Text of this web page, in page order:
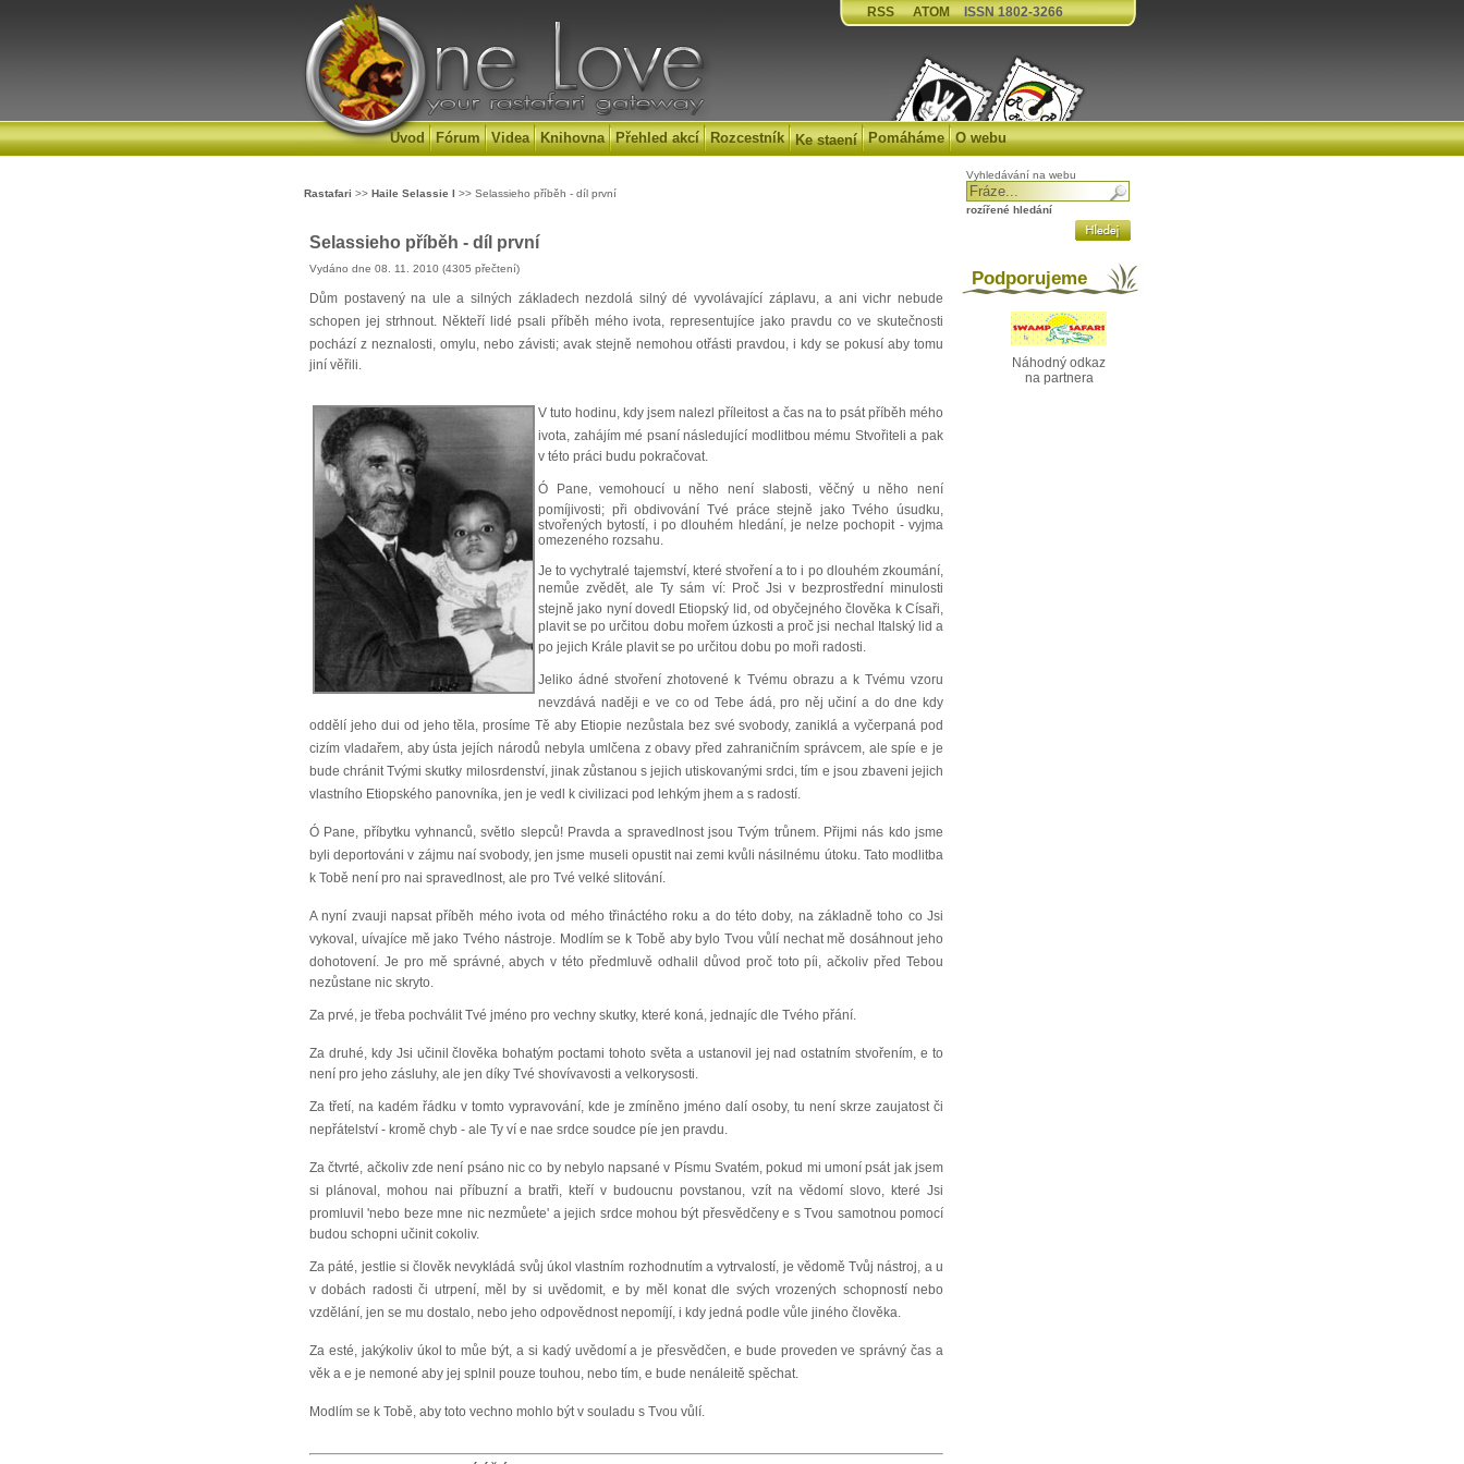
RSS ATOM ISSN 1802-3266
Úvod Fórum Videa Knihovna Přehled akcí Rozcestník Ke staení Pomáháme O webu
Rastafari >> Haile Selassie I >> Selassieho příběh - díl první
Selassieho příběh - díl první
Vydáno dne 08. 11. 2010 (4305 přečtení)
Dům postavený na ule a silných základech nezdolá silný dé vyvolávající záplavu, a ani vichr nebude
schopen jej strhnout. Někteří lidé psali příběh mého ivota, representujíce jako pravdu co ve skutečnosti
pochází z neznalosti, omylu, nebo závisti; avak stejně nemohou otřásti pravdou, i kdy se pokusí aby tomu
jiní věřili.
V tuto hodinu, kdy jsem nalezl příleitost a čas na to psát příběh mého
ivota, zahájím mé psaní následující modlitbou mému Stvořiteli a pak
v této práci budu pokračovat.
Ó Pane, vemohoucí u něho není slabosti, věčný u něho není
pomíjivosti; při obdivování Tvé práce stejně jako Tvého úsudku,
stvořených bytostí, i po dlouhém hledání, je nelze pochopit - vyjma
omezeného rozsahu.
Je to vychytralé tajemství, které stvoření a to i po dlouhém zkoumání,
nemůe zvědět, ale Ty sám ví: Proč Jsi v bezprostřední minulosti
stejně jako nyní dovedl Etiopský lid, od obyčejného člověka k Císaři,
plavit se po určitou dobu mořem úzkosti a proč jsi nechal Italský lid a
po jejich Krále plavit se po určitou dobu po moři radosti.
Jeliko ádné stvoření zhotovené k Tvému obrazu a k Tvému vzoru
nevzdává naději e ve co od Tebe ádá, pro něj učiní a do dne kdy
oddělí jeho dui od jeho těla, prosíme Tě aby Etiopie nezůstala bez své svobody, zaniklá a vyčerpaná pod
cizím vladařem, aby ústa jejích národů nebyla umlčena z obavy před zahraničním správcem, ale spíe e je
bude chránit Tvými skutky milosrdenství, jinak zůstanou s jejich utiskovanými srdci, tím e jsou zbaveni jejich
vlastního Etiopského panovníka, jen je vedl k civilizaci pod lehkým jhem a s radostí.
Ó Pane, příbytku vyhnanců, světlo slepců! Pravda a spravedlnost jsou Tvým trůnem. Přijmi nás kdo jsme
byli deportováni v zájmu naí svobody, jen jsme museli opustit nai zemi kvůli násilnému útoku. Tato modlitba
k Tobě není pro nai spravedlnost, ale pro Tvé velké slitování.
A nyní zvauji napsat příběh mého ivota od mého třináctého roku a do této doby, na základně toho co Jsi
vykoval, uívajíce mě jako Tvého nástroje. Modlím se k Tobě aby bylo Tvou vůlí nechat mě dosáhnout jeho
dohotovení. Je pro mě správné, abych v této předmluvě odhalil důvod proč toto píi, ačkoliv před Tebou
nezůstane nic skryto.
Za prvé, je třeba pochválit Tvé jméno pro vechny skutky, které koná, jednajíc dle Tvého přání.
Za druhé, kdy Jsi učinil člověka bohatým poctami tohoto světa a ustanovil jej nad ostatním stvořením, e to
není pro jeho zásluhy, ale jen díky Tvé shovívavosti a velkorysosti.
Za třetí, na kadém řádku v tomto vypravování, kde je zmíněno jméno dalí osoby, tu není skrze zaujatost či
nepřátelství - kromě chyb - ale Ty ví e nae srdce soudce píe jen pravdu.
Za čtvrté, ačkoliv zde není psáno nic co by nebylo napsané v Písmu Svatém, pokud mi umoní psát jak jsem
si plánoval, mohou nai příbuzní a bratři, kteří v budoucnu povstanou, vzít na vědomí slovo, které Jsi
promluvil 'nebo beze mne nic nezmůete' a jejich srdce mohou být přesvědčeny e s Tvou samotnou pomocí
budou schopni učinit cokoliv.
Za páté, jestlie si člověk nevykládá svůj úkol vlastním rozhodnutím a vytrvalostí, je vědomě Tvůj nástroj, a u
v dobách radosti či utrpení, měl by si uvědomit, e by měl konat dle svých vrozených schopností nebo
vzdělání, jen se mu dostalo, nebo jeho odpovědnost nepomíjí, i kdy jedná podle vůle jiného člověka.
Za esté, jakýkoliv úkol to můe být, a si kadý uvědomí a je přesvědčen, e bude proveden ve správný čas a
věk a e je nemoné aby jej splnil pouze touhou, nebo tím, e bude nenáleitě spěchat.
Modlím se k Tobě, aby toto vechno mohlo být v souladu s Tvou vůlí.
Vyhledávání na webu
rozířené hledání
Podporujeme
Náhodný odkaz
na partnera